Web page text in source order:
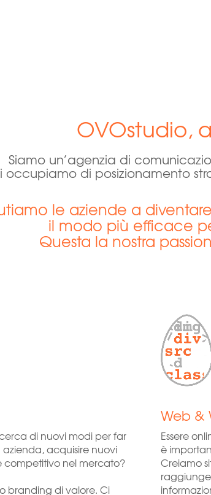
OVOstudio,
Siamo un’agenzia di
occupiamo di posizionamento
le aziende a
il modo più efficace
Questa la nostra
di nuovi modi per far
acquisire nuovi
competitivo nel mercato?
branding di valore. Ci
Web &
Essere
è
Creiamo